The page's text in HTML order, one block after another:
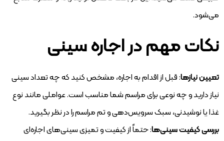
می‌شود.
نکات مهم در اجاره سینی
تعیین نیازها: قبل از اقدام به اجاره، مشخص کنید که چه تعداد سینی
نیاز دارید و چه نوعی برای مراسم شما مناسب است. عواملی مانند نوع
غذا یا نوشیدنی، سبک سرویس‌دهی و تم مراسم را در نظر بگیرید.
بررسی کیفیت سینی‌ها: حتماً از کیفیت و تمیزی سینی‌های اجاره‌ای